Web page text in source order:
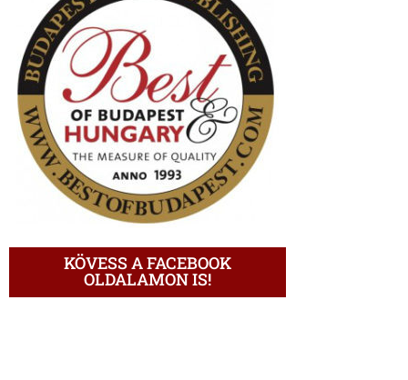
KÖVESS A FACEBOOK
OLDALAMON IS!